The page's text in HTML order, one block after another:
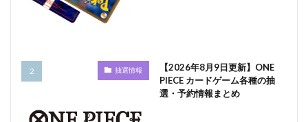
抽選情報
【2026年8月9日更新】ONE
PIECE カードゲーム各種の抽
選・予約情報まとめ